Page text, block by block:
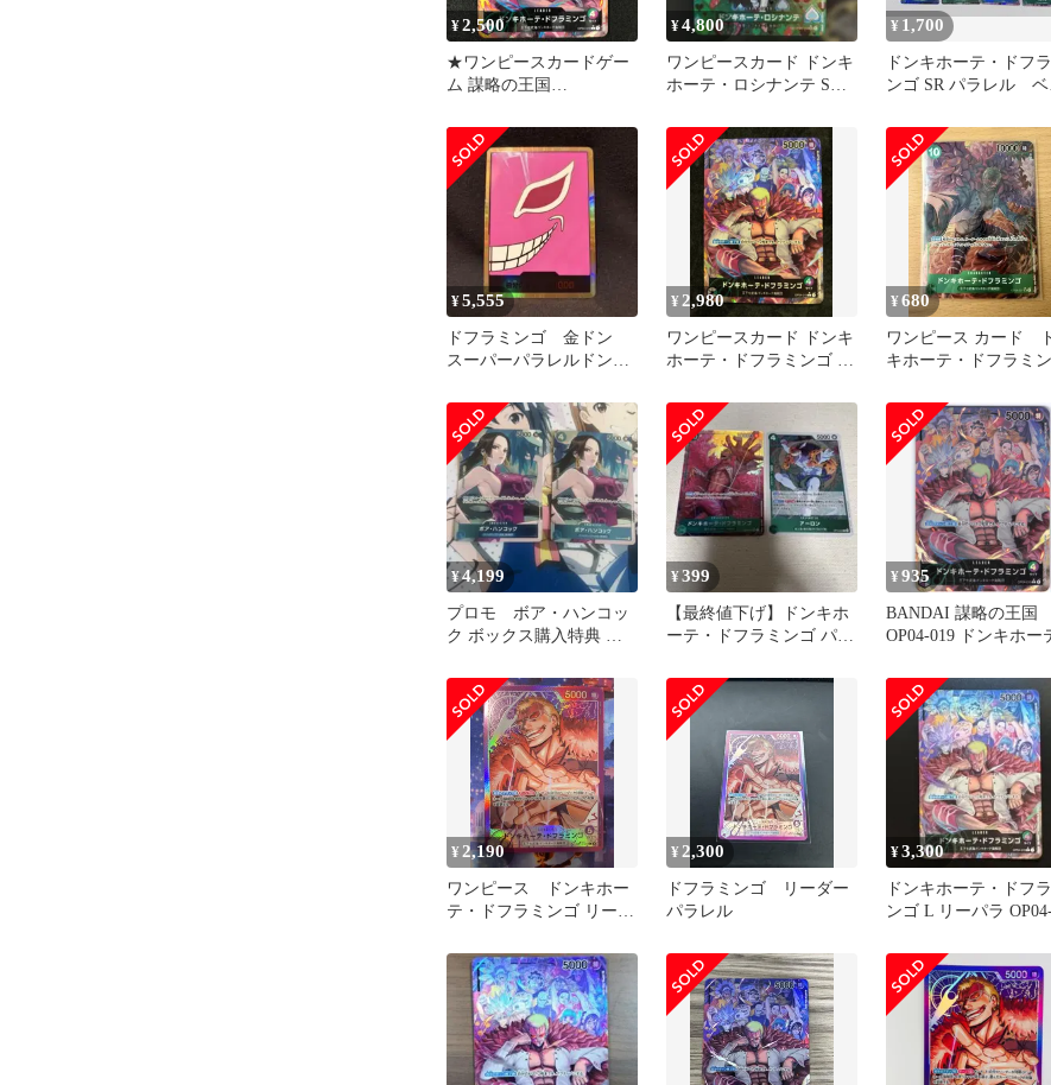
¥2,500
★ワンピースカードゲー
ム 謀略の王国
ンキホーテ・ドフラミン
ゴ L☆ リーダーカード
¥4,800
ワンピースカード ドンキ
ホーテ・ロシナンテ SEC
¥ 1,700
ドンキホーテ・ドフ
ンゴ SR パラレル ベ
リー
¥5,555
ドフラミンゴ 金ドン
スーパーパラレルドンカ
¥2,980
ワンピースカード ドンキ
ホーテ・ドフラミンゴ L
略の王国』
¥680
ワンピース カード
キホーテ・ドフラミン
¥4,199
プロモ ボア・ハンコッ
ク ボックス購入特典 頂
¥399
【最終値下げ】ドンキホ
ーテ・ドフラミンゴ パラ
¥935
BANDAI 謀略の王国
OP04-019 ドンキホー
¥2,190
ワンピース ドンキホー
テ・ドフラミンゴ リーダ
¥2,300
ドフラミンゴ リーダー
パラレル
¥3,300
ドンキホーテ・ドフ
ンゴ L リーパラ